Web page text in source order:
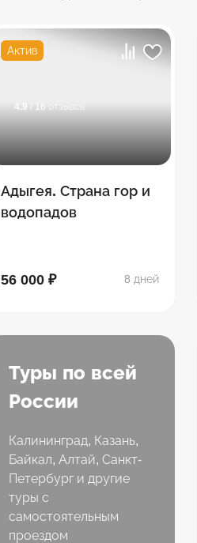
Актив
4.9 / 16 отзывов
Адыгея. Страна гор и
водопадов
56 000 ₽ 8 дней
Туры по всей
России
Калининград, Казань,
Байкал, Алтай, Санкт-
Петербург и другие
туры с
самостоятельным
проездом